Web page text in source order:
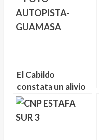
por La Orotava y
La Esperanza
El Cabildo
constata un alivio
en el tráfico de la
TF-5 por los
cambios en